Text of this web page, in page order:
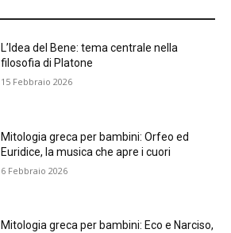
L’Idea del Bene: tema centrale nella
filosofia di Platone
15 Febbraio 2026
Mitologia greca per bambini: Orfeo ed
Euridice, la musica che apre i cuori
6 Febbraio 2026
Mitologia greca per bambini: Eco e Narciso,